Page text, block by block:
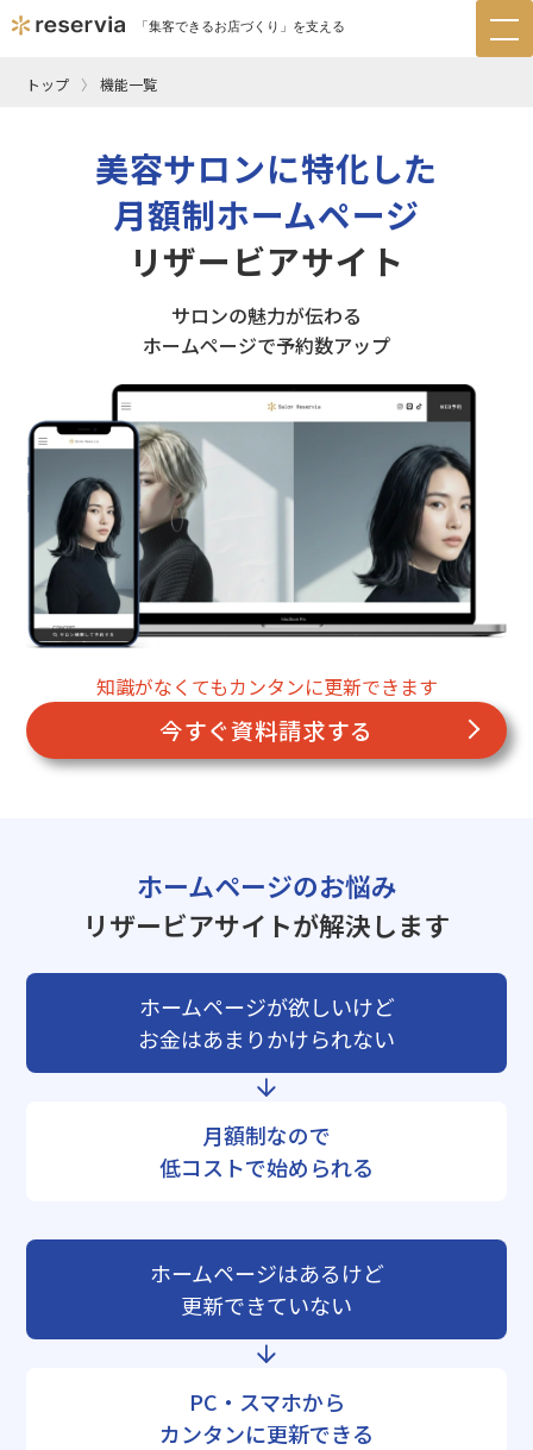
「集客できるお店づくり」を支える
トップ 機能一覧
美容サロンに特化した
月額制ホームページ
リザービアサイト
サロンの魅力が伝わる
ホームページで予約数アップ
知識がなくてもカンタンに更新できます
今すぐ資料請求する
ホームページのお悩み
リザービアサイトが解決します
ホームページが欲しいけど
お金はあまりかけられない
月額制なので
低コストで始められる
ホームページはあるけど
更新できていない
PC・スマホから
カンタンに更新できる